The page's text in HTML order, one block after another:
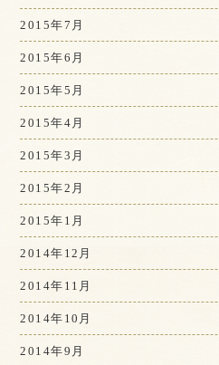
2015年7月
2015年6月
2015年5月
2015年4月
2015年3月
2015年2月
2015年1月
2014年12月
2014年11月
2014年10月
2014年9月